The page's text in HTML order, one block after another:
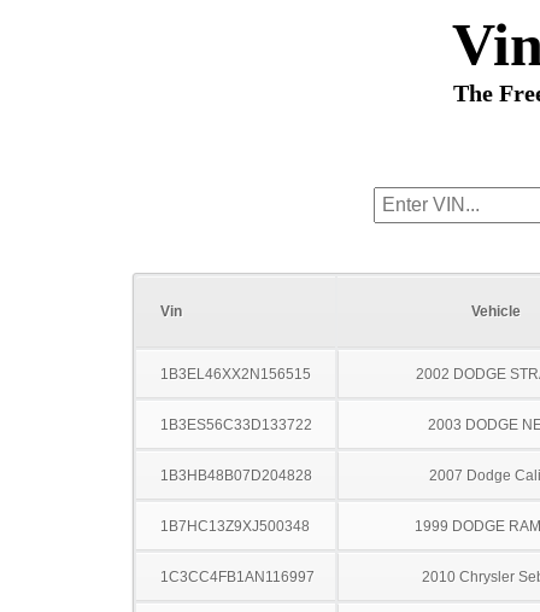
The
Vin Vehicle
1B3EL46XX2N156515 2002 DODGE
1B3ES56C33D133722 2003 DODGE
1B3HB48B07D204828 2007 Dodge
1B7HC13Z9XJ500348 1999 DODGE
1C3CC4FB1AN116997 2010 Chrysler